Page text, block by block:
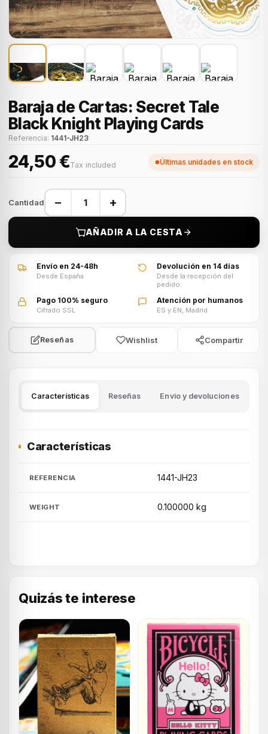
Baraja de Cartas: Secret Tale
Black Knight Playing Cards
Referencia: 1441-JH23
24,50 €Tax included Últimas unidades en stock
Cantidad − +
AÑADIR A LA CESTA
Envío en 24-48h
Desde España
Devolución en 14 días
Desde la recepción del
pedido
Pago 100% seguro
Cifrado SSL
Atención por humanos
ES y EN, Madrid
Reseñas Wishlist Compartir
Características Reseñas Envío y devoluciones
Características
REFERENCIA 1441-JH23
WEIGHT 0.100000 kg
Quizás te interese